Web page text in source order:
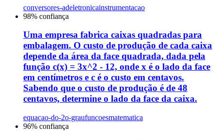
conversores-adeletronicainstrumentacao
98% confiança
Uma empresa fabrica caixas quadradas para
embalagem. O custo de produção de cada caixa
depende da área da face quadrada, dada pela
função c(x) = 3x^2 - 12, onde x é o lado da face
em centímetros e c é o custo em centavos.
Sabendo que o custo de produção é de 48
centavos, determine o lado da face da caixa.
equacao-do-2o-graufuncoesmatematica
96% confiança